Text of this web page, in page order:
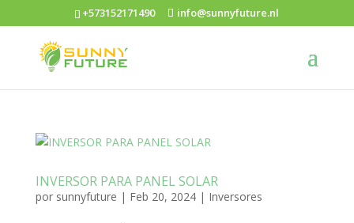
+573152171490 info@sunnyfuture.nl
INVERSOR PARA PANEL SOLAR
por sunnyfuture | Feb 20, 2024| Inversores